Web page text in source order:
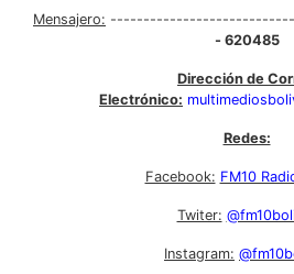
Mensajero:
- 620485
Dirección de
Electrónico:
Redes:
Facebook: FM10
Twiter:
Instagram: